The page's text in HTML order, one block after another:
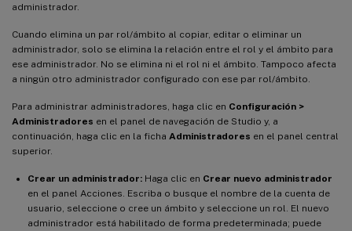
administrador.
Cuando elimina un par rol/ámbito al copiar, editar o eliminar un
administrador, solo se elimina la relación entre el rol y el ámbito para
ese administrador. No se elimina ni el rol ni el ámbito. Tampoco afecta
a ningún otro administrador configurado con ese par rol/ámbito.
Para administrar administradores, haga clic en Configuración >
Administradores en el panel de navegación de Studio y, a
continuación, haga clic en la ficha Administradores en el panel central
superior.
Crear un administrador: Haga clic en Crear nuevo administrador
en el panel Acciones. Escriba o busque el nombre de la cuenta de
usuario, seleccione o cree un ámbito y seleccione un rol. El nuevo
administrador está habilitado de forma predeterminada; puede